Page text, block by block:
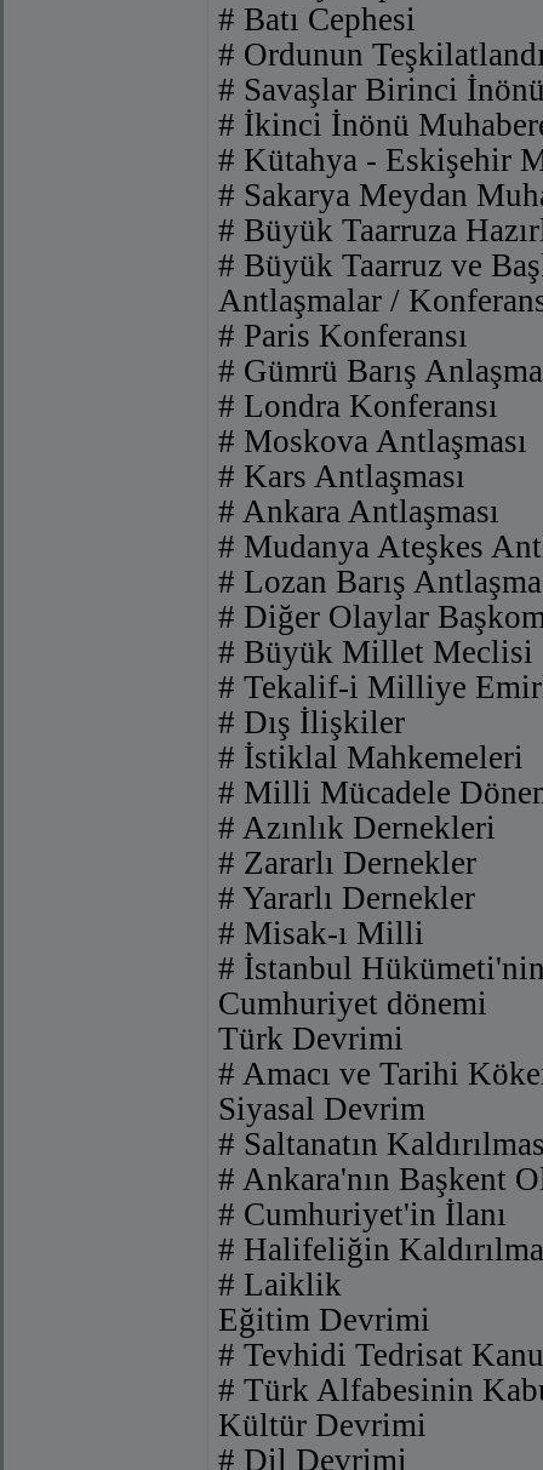
# Batı Cephesi
# Ordunun
# Savaşlar Birinci
# İkinci İnönü
# Kütahya - Eskişehir
# Sakarya Meydan
# Büyük Taarruza
# Büyük Taarruz ve
Antlaşmalar /
# Paris Konferansı
# Gümrü Barış
# Londra Konferansı
# Moskova Antlaşması
# Kars Antlaşması
# Ankara Antlaşması
# Mudanya Ateşkes
# Lozan Barış
# Diğer Olaylar
# Büyük Millet Meclisi
# Tekalif-i Milliye
# Dış İlişkiler
# İstiklal Mahkemeleri
# Milli Mücadele
# Azınlık Dernekleri
# Zararlı Dernekler
# Yararlı Dernekler
# Misak-ı Milli
# İstanbul
Cumhuriyet dönemi
Türk Devrimi
# Amacı ve Tarihi
Siyasal Devrim
# Saltanatın
# Ankara'nın Başkent
# Cumhuriyet'in İlanı
# Halifeliğin
# Laiklik
Eğitim Devrimi
# Tevhidi Tedrisat
# Türk Alfabesinin
Kültür Devrimi
# Dil Devrimi